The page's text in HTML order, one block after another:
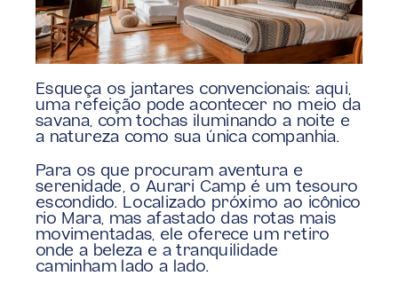
Esqueça os jantares convencionais: aqui,
uma refeição pode acontecer no meio da
savana, com tochas iluminando a noite e
a natureza como sua única companhia.
Para os que procuram aventura e
serenidade, o Aurari Camp é um tesouro
escondido. Localizado próximo ao icônico
rio Mara, mas afastado das rotas mais
movimentadas, ele oferece um retiro
onde a beleza e a tranquilidade
caminham lado a lado.